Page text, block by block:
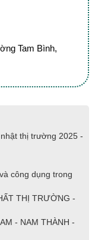
Tam Bình,
thị trường 2025 -
công dụng trong
THỊ TRƯỜNG -
- NAM THÀNH -